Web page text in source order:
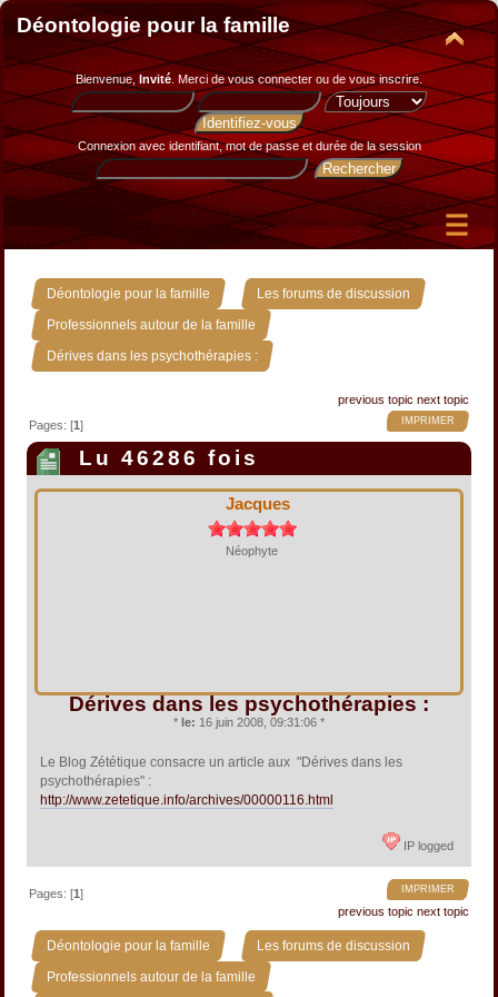
Déontologie pour la famille
Bienvenue, Invité. Merci devous connecter ou de vous inscrire.
Connexion avec identifiant, mot de passe et durée de la session
Déontologie pour la famille » Les forums de discussion »
Professionnels autour de la famille »
Dérives dans les psychothérapies :
previous topic next topic
IMPRIMER
Pages: [1]
Lu 46286 fois
Jacques
Néophyte
Dérives dans les psychothérapies :
* le: 16 juin 2008, 09:31:06 *
Le Blog Zététique consacre un article aux "Dérives dans les
psychothérapies" :
http://www.zetetique.info/archives/00000116.html
IP logged
IMPRIMER
Pages: [1]
previous topic next topic
Déontologie pour la famille » Les forums de discussion »
Professionnels autour de la famille »